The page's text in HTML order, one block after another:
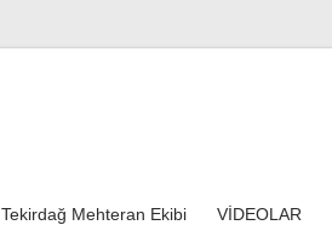
Tekirdağ Mehteran Ekibi VİDEOLAR